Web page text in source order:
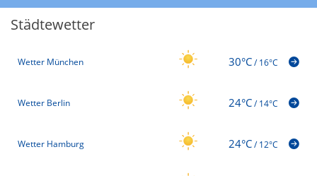
Städtewetter
Wetter München 30°C/16°C
Wetter Berlin 24°C/14°C
Wetter Hamburg 24°C/12°C